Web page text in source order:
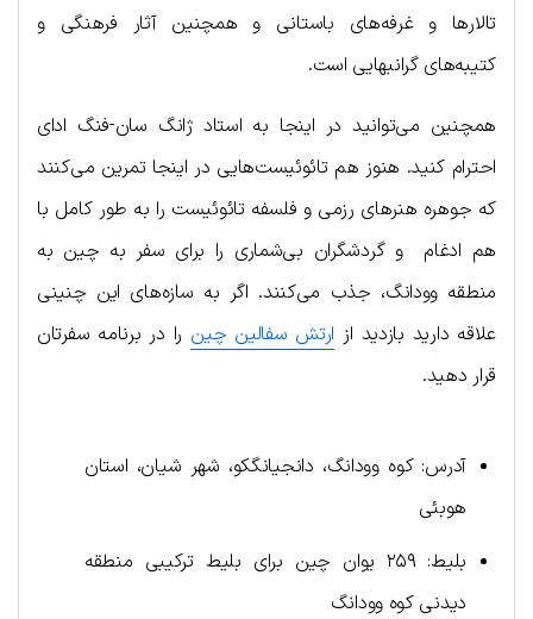
تالارها و غرفه‌های باستانی و همچنین آثار فرهنگی و
کتیبه‌های گرانبهایی است.
همچنین می‌توانید در اینجا به استاد ژانگ سان-فنگ ادای
احترام کنید. هنوز هم تائوئیست‌هایی در اینجا تمرین می‌کنند
که جوهره هنرهای رزمی و فلسفه تائوئیست را به طور کامل با
هم ادغام و گردشگران بی‌شماری را برای سفر به چین به
منطقه وودانگ، جذب می‌کنند. اگر به سازه‌های این چنینی
علاقه دارید بازدید از ارتش سفالین چین را در برنامه سفرتان
قرار دهید.
آدرس: کوه وودانگ، دانجیانگکو، شهر شیان، استان
هوبئی
بلیط: ۲۵۹ یوان چین برای بلیط ترکیبی منطقه
دیدنی کوه وودانگ